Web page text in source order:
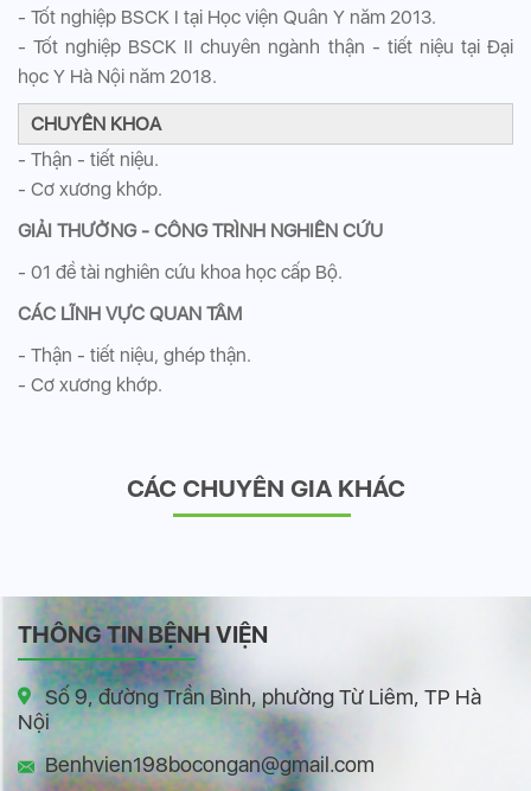
- Tốt nghiệp BSCK I tại Học viện Quân Y năm 2013.
- Tốt nghiệp BSCK II chuyên ngành thận - tiết niệu tại Đại
học Y Hà Nội năm 2018.
CHUYÊN KHOA
- Thận - tiết niệu.
- Cơ xương khớp.
GIẢI THƯỞNG - CÔNG TRÌNH NGHIÊN CỨU
- 01 đề tài nghiên cứu khoa học cấp Bộ.
CÁC LĨNH VỰC QUAN TÂM
- Thận - tiết niệu, ghép thận.
- Cơ xương khớp.
CÁC CHUYÊN GIA KHÁC
THÔNG TIN BỆNH VIỆN
Số 9, đường Trần Bình, phường Từ Liêm, TP Hà
Nội
Benhvien198bocongan@gmail.com